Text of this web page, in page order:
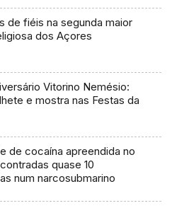
de fiéis na segunda maior
dos Açores
Vitorino Nemésio:
e mostra nas Festas da
de cocaína apreendida no
quase 10
num narcosubmarino